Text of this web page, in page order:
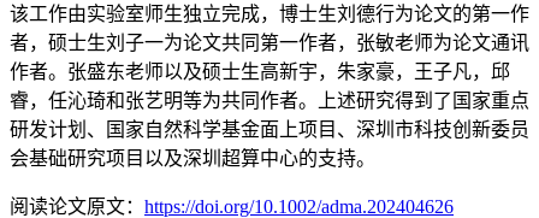
该工作由实验室师生独立完成，博士生刘德行为论文的第一作
者，硕士生刘子一为论文共同第一作者，张敏老师为论文通讯
作者。张盛东老师以及硕士生高新宇，朱家豪，王子凡，邱
睿，任沁琦和张艺明等为共同作者。上述研究得到了国家重点
研发计划、国家自然科学基金面上项目、深圳市科技创新委员
会基础研究项目以及深圳超算中心的支持。
阅读论文原文： https://doi.org/10.1002/adma.202404626